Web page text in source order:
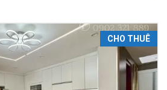
CHO THUÊ